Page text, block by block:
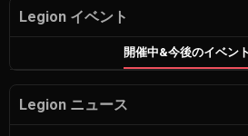
Legion イベント
開催中&今後のイベント
Legion ニュース